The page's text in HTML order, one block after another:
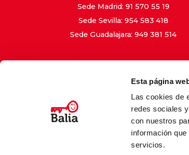
Esta página
Las cookies de
redes sociales
con nuestros
información
servicios.
Sede Madrid: 91 570 55 19
Sede Sevilla: 954 583 418
Sede Guadalajara: 949 381 514